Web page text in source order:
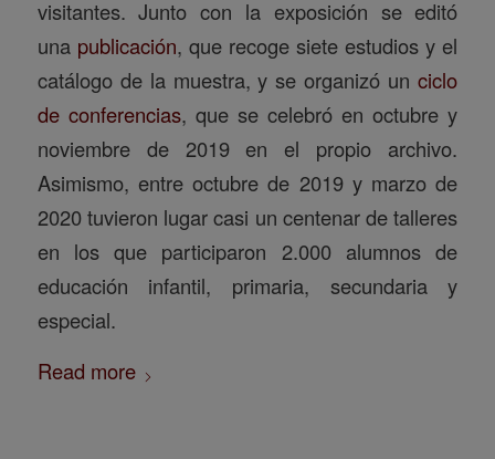
visitantes. Junto con la exposición se editó
una publicación, que recoge siete estudios y el
catálogo de la muestra, y se organizó unciclo
de conferencias, que se celebró en octubre y
noviembre de 2019 en el propio archivo.
Asimismo, entre octubre de 2019 y marzo de
2020 tuvieron lugar casi un centenar de talleres
en los que participaron 2.000 alumnos de
educación infantil, primaria, secundaria y
especial.
Read more